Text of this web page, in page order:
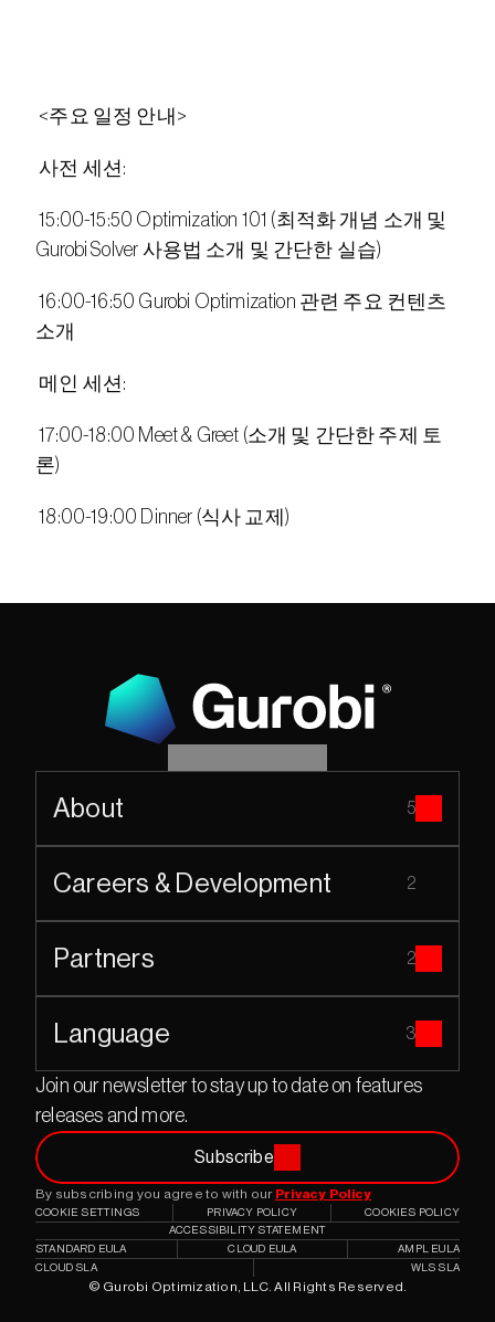
<주요 일정 안내>
사전 세션:
15:00-15:50 Optimization 101 (최적화 개념 소개 및
Gurobi Solver 사용법 소개 및 간단한 실습)
16:00-16:50 Gurobi Optimization 관련 주요 컨텐츠
소개
메인 세션:
17:00-18:00 Meet & Greet (소개 및 간단한 주제 토
론)
18:00-19:00 Dinner (식사 교제)
Join our newsletter to stay up to date on features
releases and more.
Subscribe
By subscribing you agree to with our Privacy Policy
About 5
Careers & Development 2
Partners 2
Language 3
© Gurobi Optimization, LLC. All Rights Reserved.
COOKIE SETTINGS PRIVACY POLICY
COOKIES POLICY
ACCESSIBILITY STATEMENT
STANDARD EULA
CLOUD EULA
AMPL EULA
CLOUD SLA
WLS SLA